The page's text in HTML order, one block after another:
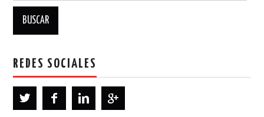
REDES SOCIALES